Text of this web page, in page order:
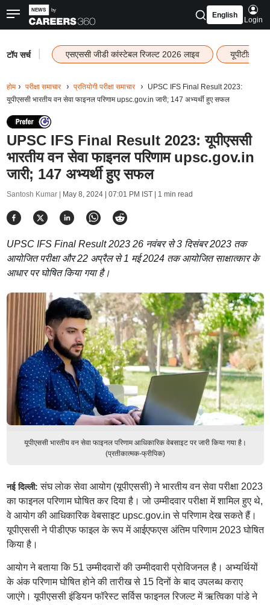
English
Login
टॉप सर्च एसएससी जीडी कांस्टेबल रिजल्ट 2026 लाइव यूपीटीईटी
होम परीक्षा समाचार प्रतियोगी परीक्षा समाचार
UPSC IFS Final Result 2023:
यूपीएससी भारतीय वन सेवा फाइनल परिणाम upsc.gov.in जारी; 147 अभ्यर्थी हुए सफल
UPSC IFS Final Result 2023: यूपीएससी
भारतीय वन सेवा फाइनल परिणाम upsc.gov.in
जारी; 147 अभ्यर्थी हुए सफल
Santosh Kumar | May 8, 2024 | 07:01 PM IST| 1 min read
UPSC IFS Final Result 2023 26 नवंबर से 3 दिसंबर 2023 तक
आयोजित परीक्षा और 22 अप्रैल से 1 मई 2024 तक आयोजित साक्षात्कार के
आधार पर घोषित किया गया है।
यूपीएससी भारतीय वन सेवा फाइनल परिणाम आधिकारिक वेबसाइट पर जारी किया गया है।
(प्रतीकात्मक-फ्रीपिक)
नई दिल्ली: संघ लोक सेवा आयोग (यूपीएससी) ने भारतीय वन सेवा परीक्षा 2023
का फाइनल परिणाम घोषित कर दिया है। जो उम्मीदवार परीक्षा में शामिल हुए थे,
वे आयोग की आधिकारिक वेबसाइट upsc.gov.in से परिणाम देख सकते हैं।
यूपीएससी ने पीडीएफ फाइल के रूप में आईएफएस अंतिम परिणाम 2023 घोषित
किया है।
आयोग ने बताया कि 51 उम्मीदवारों की उम्मीदवारी प्रोविजनल है। अभ्यर्थियों
के अंक परिणाम घोषित होने की तारीख से 15 दिनों के बाद उपलब्ध कराए
जाएंगे। यूपीएससी इंडियन फॉरेस्ट सर्विस फाइनल रिजल्ट में ऋत्विका पांडे ने